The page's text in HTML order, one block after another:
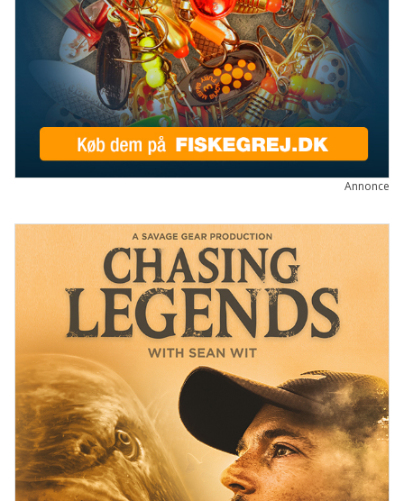
SPÆRRINGER SÆLER SØLVLAKS
UDSÆTNINGER VANDLØBSRESTAURERING
VANDLØBSVEDLIGEHOLDELSE VANDPLEJE
GEAR OG GADGETS
ARCTIC SILVER C&F DESIGN FISKEGREJ
FLUESTANG GEOFF ANDERSON
GUIDELINE HODGMAN NORMARK
OKUMA ORVIS PATAGONIA
POWERVISION SAGE SAVAGE GEAR
SHIMANO SMITH CREEK SPINNEHJUL
SPINNER SPINNESTANG
WATERWORKS-LAMSON WESTIN
Annonce